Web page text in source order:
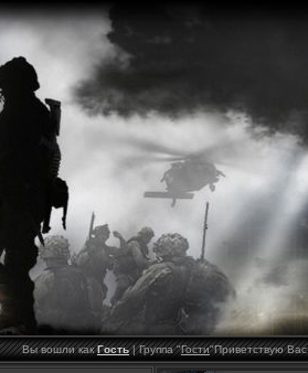
Вы вошли как Гость|Группа"Гости"Приветствую Вас